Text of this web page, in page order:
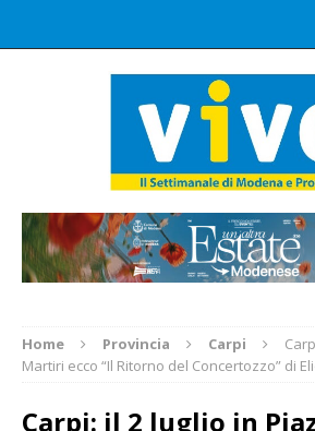
Home Provincia Carpi
Martiri ecco “Il Ritorno del Concertozzo” di
Carpi: il 2 luglio in